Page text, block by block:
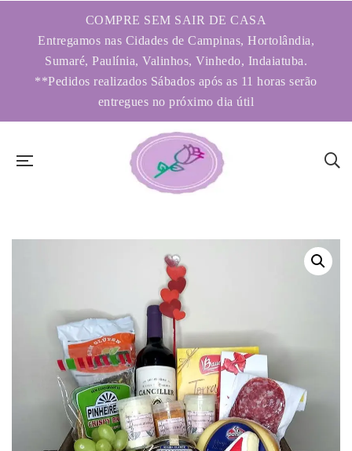
COMPRE SEM SAIR DE CASA
Entregamos nas Cidades de Campinas, Hortolândia,
Sumaré, Paulínia, Valinhos, Vinhedo, Indaiatuba.
**Pedidos realizados Sábados após as 11 horas serão
entregues no próximo dia útil